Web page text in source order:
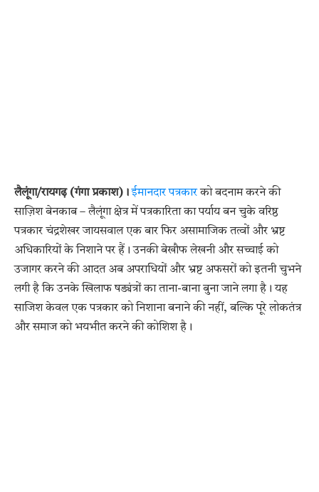
लैलूंगा/रायगढ़ (गंगा प्रकाश)।ईमानदार पत्रकारको बदनाम करने की
साज़िश बेनकाब – लैलूंगा क्षेत्र में पत्रकारिता का पर्याय बन चुके वरिष्ठ
पत्रकार चंद्रशेखर जायसवाल एक बार फिर असामाजिक तत्वों और भ्रष्ट
अधिकारियों के निशाने पर हैं। उनकी बेखौफ लेखनी और सच्चाई को
उजागर करने की आदत अब अपराधियों और भ्रष्ट अफसरों को इतनी चुभने
लगी है कि उनके खिलाफ षड्यंत्रों का ताना-बाना बुना जाने लगा है। यह
साजिश केवल एक पत्रकार को निशाना बनाने की नहीं, बल्कि पूरे लोकतंत्र
और समाज को भयभीत करने की कोशिश है।